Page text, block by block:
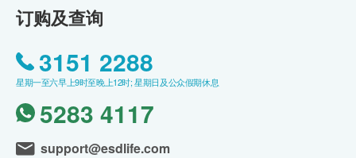
订购及查询
3151 2288
星期一至六早上9时至晚上12时; 星期日及公众假期休息
5283 4117
support@esdlife.com